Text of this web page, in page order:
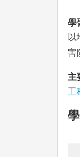
學
以
害
主
工